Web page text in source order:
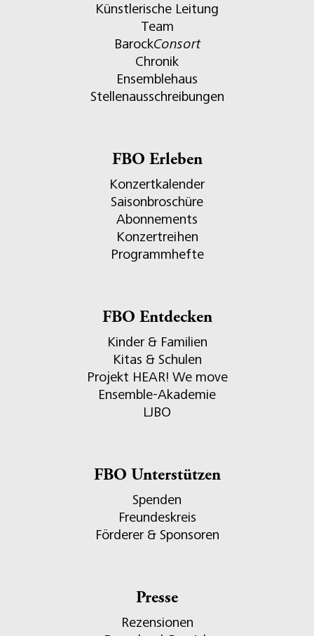
Künstlerische Leitung
Team
BarockConsort
Chronik
Ensemblehaus
Stellenausschreibungen
FBO Erleben
Konzertkalender
Saisonbroschüre
Abonnements
Konzertreihen
Programmhefte
FBO Entdecken
Kinder & Familien
Kitas & Schulen
Projekt HEAR! We move
Ensemble-Akademie
LJBO
FBO Unterstützen
Spenden
Freundeskreis
Förderer & Sponsoren
Presse
Rezensionen